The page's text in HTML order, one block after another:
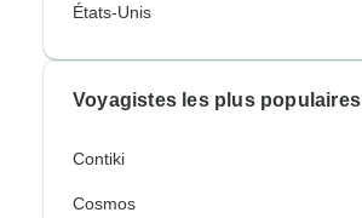
États-Unis
Voyagistes les plus populaires
Contiki
Cosmos